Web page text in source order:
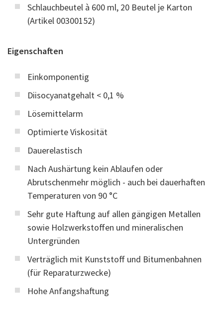
Schlauchbeutel à 600 ml, 20 Beutel je Karton
(Artikel 00300152)
Eigenschaften
Einkomponentig
Diisocyanatgehalt < 0,1 %
Lösemittelarm
Optimierte Viskosität
Dauerelastisch
Nach Aushärtung kein Ablaufen oder
Abrutschenmehr möglich - auch bei dauerhaften
Temperaturen von 90 °C
Sehr gute Haftung auf allen gängigen Metallen
sowie Holzwerkstoffen und mineralischen
Untergründen
Verträglich mit Kunststoff und Bitumenbahnen
(für Reparaturzwecke)
Hohe Anfangshaftung